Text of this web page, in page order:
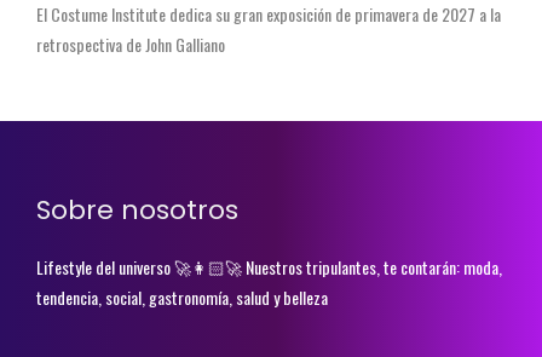
El Costume Institute dedica su gran exposición de primavera de 2027 a la
retrospectiva de John Galliano
Sobre nosotros
Lifestyle del universo 🚀👩🏻‍🚀 Nuestros tripulantes, te contarán: moda,
tendencia, social, gastronomía, salud y belleza